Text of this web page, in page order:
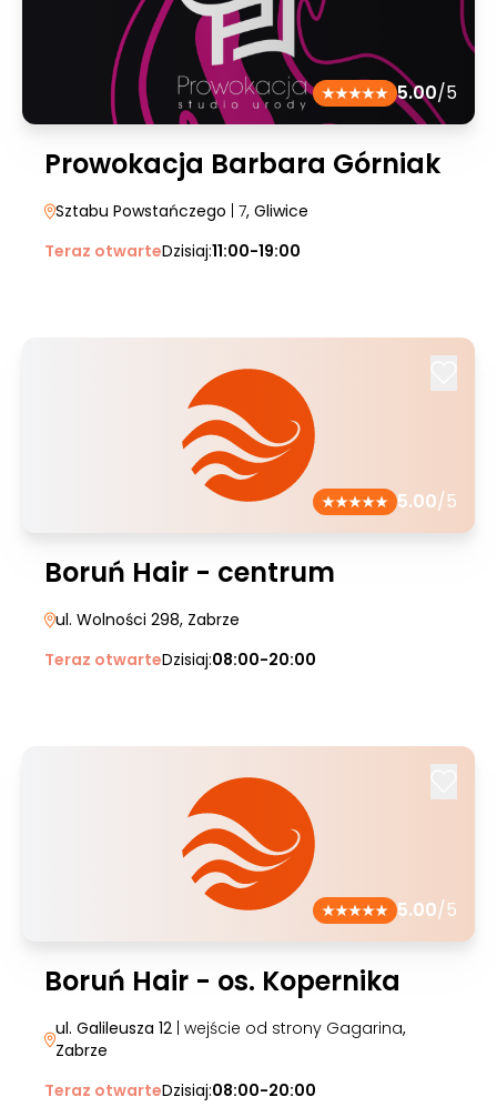
5.00/5
Prowokacja Barbara Górniak
Sztabu Powstańczego | 7, Gliwice
Teraz otwarteDzisiaj:11:00-19:00
5.00/5
Boruń Hair - centrum
ul. Wolności 298, Zabrze
Teraz otwarteDzisiaj:08:00-20:00
5.00/5
Boruń Hair - os. Kopernika
ul. Galileusza 12| wejście od strony Gagarina,
Zabrze
Teraz otwarteDzisiaj:08:00-20:00